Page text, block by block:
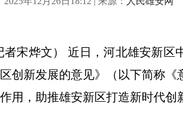
者宋烨文） 近日，河北雄安新
创新发展的意见》（以下简称
用，助推雄安新区打造新时代创